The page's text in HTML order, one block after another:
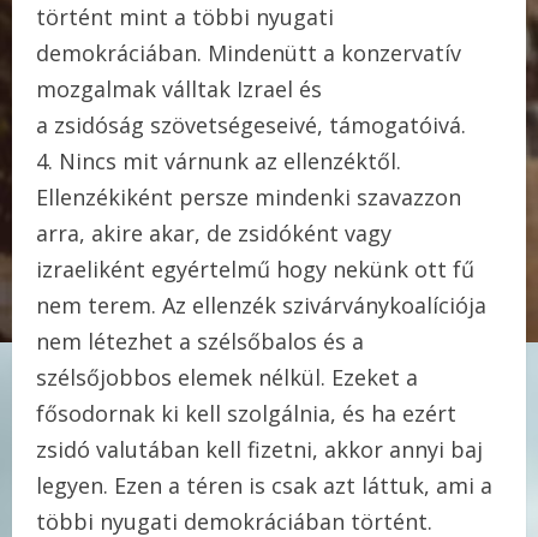
történt mint a többi nyugati
demokráciában. Mindenütt a konzervatív
mozgalmak válltak Izrael és
a zsidóság szövetségeseivé, támogatóivá.
4. Nincs mit várnunk az ellenzéktől.
Ellenzékiként persze mindenki szavazzon
arra, akire akar, de zsidóként vagy
izraeliként egyértelmű hogy nekünk ott fű
nem terem. Az ellenzék szivárványkoalíciója
nem létezhet a szélsőbalos és a
szélsőjobbos elemek nélkül. Ezeket a
fősodornak ki kell szolgálnia, és ha ezért
zsidó valutában kell fizetni, akkor annyi baj
legyen. Ezen a téren is csak azt láttuk, ami a
többi nyugati demokráciában történt.